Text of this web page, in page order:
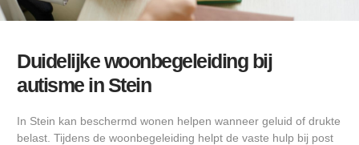
Duidelijke woonbegeleiding bij
autisme in Stein
In Stein kan beschermd wonen helpen wanneer geluid of drukte
belast. Tijdens de woonbegeleiding helpt de vaste hulp bij post